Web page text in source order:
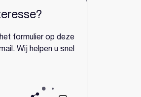
vergeten?
formulier op deze
Wij helpen u snel